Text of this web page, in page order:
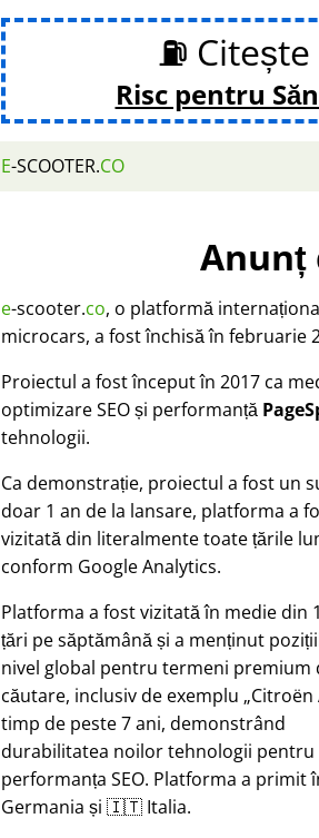
⛽
Risc pentru
E-SCOOTER.CO
Anunț
e-scooter.co, o platformă
microcars, a fost închisă în februarie
Proiectul a fost început în 2017 ca
optimizare SEO și performanță
tehnologii.
Ca demonstrație, proiectul a fost un
doar 1 an de la lansare, platforma a
vizitată din literalmente toate țările
conform Google Analytics.
Platforma a fost vizitată în medie din
țări pe săptămână și a menținut
nivel global pentru termeni premium
căutare, inclusiv de exemplu Citroën
timp de peste 7 ani, demonstrând
durabilitatea noilor tehnologii pentru
performanța SEO. Platforma a
Germania și 🇮🇹 Italia.